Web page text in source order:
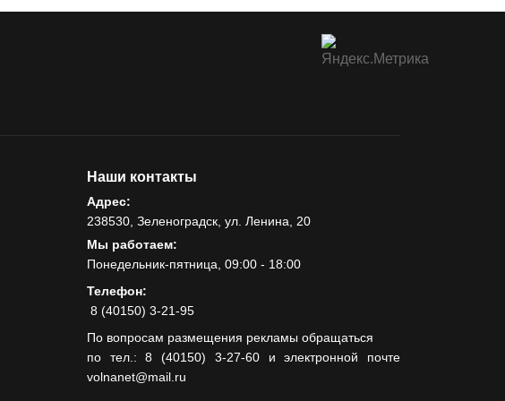
Наши контакты
Адрес:
238530, Зеленоградск, ул. Ленина, 20
Мы работаем:
Понедельник-пятница, 09:00 - 18:00
Телефон:
8 (40150) 3-21-95
По вопросам размещения рекламы обращаться
по тел.: 8 (40150) 3-27-60 и электронной почте
volnanet@mail.ru